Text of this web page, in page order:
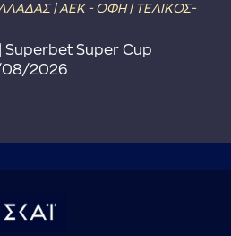
ΕΛΛΑΔΑΣ | ΑΕΚ - ΟΦΗ | ΤΕΛΙΚΟΣ-
Superbet Super Cup
08/2026